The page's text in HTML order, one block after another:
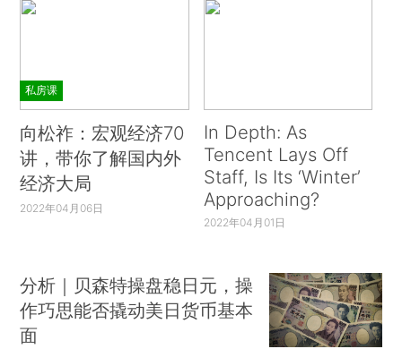
私房课
向松祚：宏观经济70
讲，带你了解国内外
经济大局
2022年04月06日
In Depth: As
Tencent Lays Off
Staff, Is Its ‘Winter’
Approaching?
2022年04月01日
分析｜贝森特操盘稳日元，操
作巧思能否撬动美日货币基本
面